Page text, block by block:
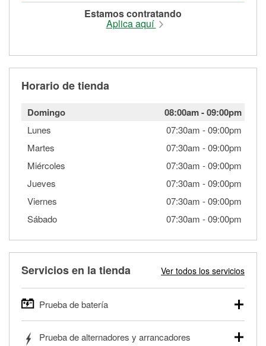
Estamos contratando
Aplica aquí
Horario de tienda
Domingo 08:00am-09:00pm
Lunes 07:30am -09:00pm
Martes
07:30am -09:00pm
Miércoles
07:30am -09:00pm
Jueves
07:30am -09:00pm
Viernes
07:30am -09:00pm
Sábado
07:30am -09:00pm
Servicios en la tienda Ver todos los servicios
Prueba de batería
autos, camionetas, SUVs, vehículos comerciales y
Prueba de alternadores y arrancadores